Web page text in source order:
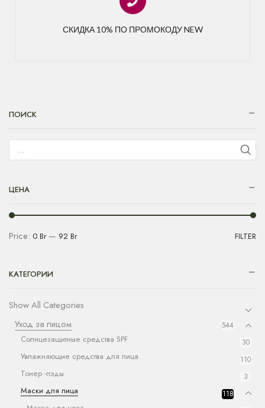
ПОИСК
ЦЕНА
FILTER
Price: 0 Br — 92 Br
КАТЕГОРИИ
Show All Categories
Уход за лицом
544
Солнцезащитные средства SPF 30
Увлажняющие средства для лица 110
Тонер -пэды 3
Маски для лица 118
СКИДКА 10% ПО ПРОМОКОДУ NEW